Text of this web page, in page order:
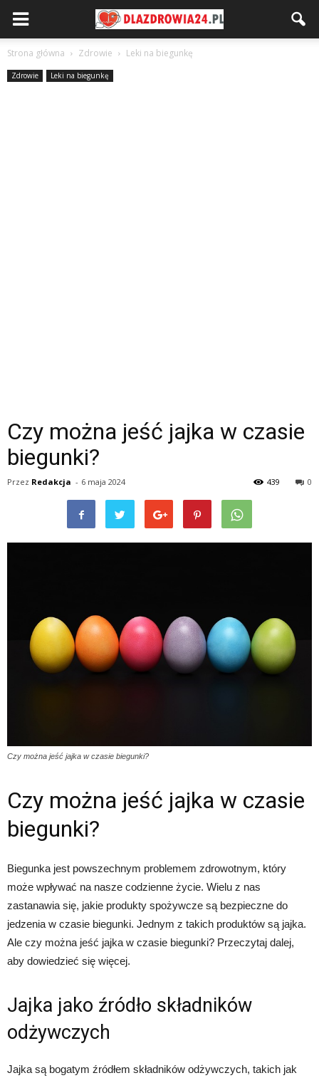
Strona główna Zdrowie Leki na biegunkę
Zdrowie Leki na biegunkę
Czy można jeść jajka w czasie
biegunki?
Przez Redakcja - 6 maja 2024 0
439
Czy można jeść jajka w czasie biegunki?
Czy można jeść jajka w czasie
biegunki?
Biegunka jest powszechnym problemem zdrowotnym, który
może wpływać na nasze codzienne życie. Wielu z nas
zastanawia się, jakie produkty spożywcze są bezpieczne do
jedzenia w czasie biegunki. Jednym z takich produktów są jajka.
Ale czy można jeść jajka w czasie biegunki? Przeczytaj dalej,
aby dowiedzieć się więcej.
Jajka jako źródło składników
odżywczych
Jajka są bogatym źródłem składników odżywczych, takich jak